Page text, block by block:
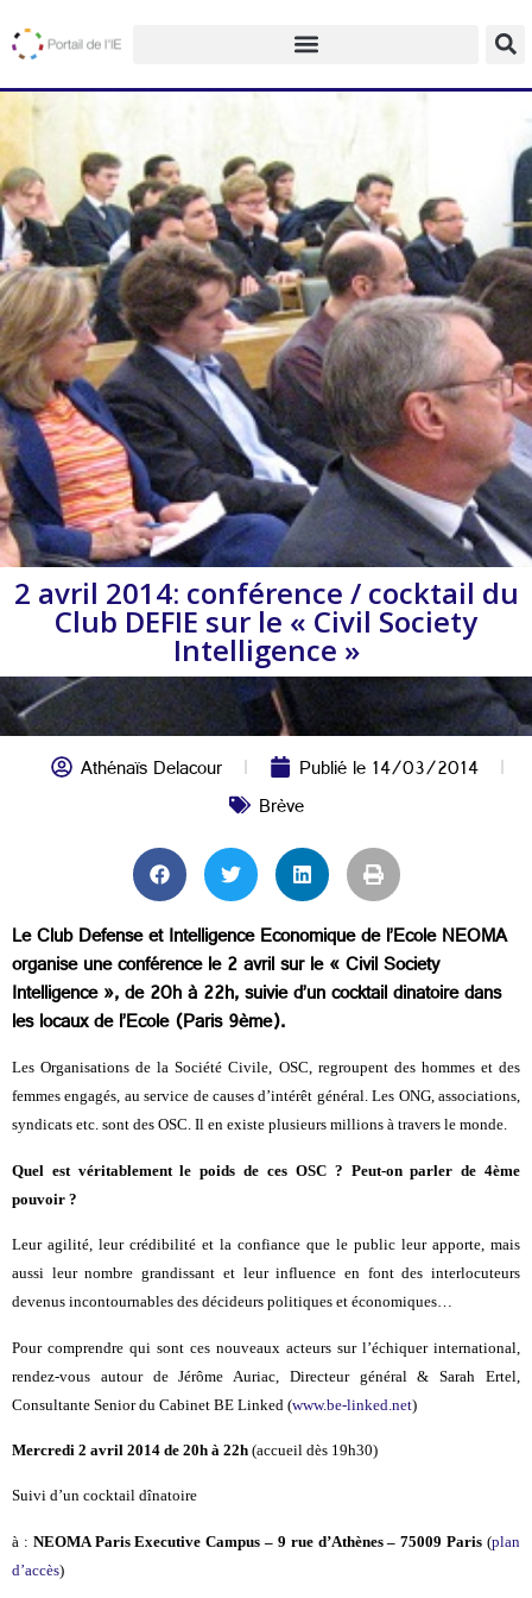
2 avril 2014: conférence / cocktail du
Club DEFIE sur le « Civil Society
Intelligence »
Athénaïs Delacour Publié le14/03/2014
Brève
Le Club Defense et Intelligence Economique de l’Ecole NEOMA
organise une conférence le 2 avril sur le « Civil Society
Intelligence », de 20h à 22h, suivie d’un cocktail dinatoire dans
les locaux de l’Ecole (Paris 9ème).
Les Organisations de la Société Civile, OSC, regroupent des hommes et des
femmes engagés, au service de causes d’intérêt général. Les ONG, associations,
syndicats etc. sont des OSC. Il en existe plusieurs millions à travers le monde.
Quel est véritablement le poids de ces OSC ? Peut-on parler de 4ème
pouvoir ?
Leur agilité, leur crédibilité et la confiance que le public leur apporte, mais
aussi leur nombre grandissant et leur influence en font des interlocuteurs
devenus incontournables des décideurs politiques et économiques…
Pour comprendre qui sont ces nouveaux acteurs sur l’échiquer international,
rendez-vous autour de Jérôme Auriac, Directeur général & Sarah Ertel,
Consultante Senior du Cabinet BE Linked (www.be-linked.net)
Mercredi 2 avril 2014 de 20h à 22h (accueil dès 19h30)
Suivi d’un cocktail dînatoire
à : NEOMA Paris Executive Campus – 9 rue d’Athènes – 75009 Paris(plan
d’accès)